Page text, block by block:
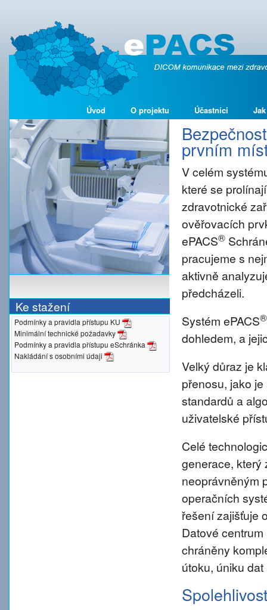
Úvod O projektu Účastníci
Ke stažení
Podmínky a pravidla přístupu KU
Minimální technické požadavky
Podmínky a pravidla přístupu eSchránka
Nakládání s osobními údaji
prvním
V celém
které se
zdravotnické
ověřovacích
ePACS®
pracujeme s
aktivně
předcházeli.
Systém ePACS®
dohledem, a
Velký důraz je
přenosu, jako
standardů a
uživatelské
Celé
generace, který
neoprávněným
operačních
řešení zajišťuje
Datové
chráněny
útoku, úniku
Spolehlivost